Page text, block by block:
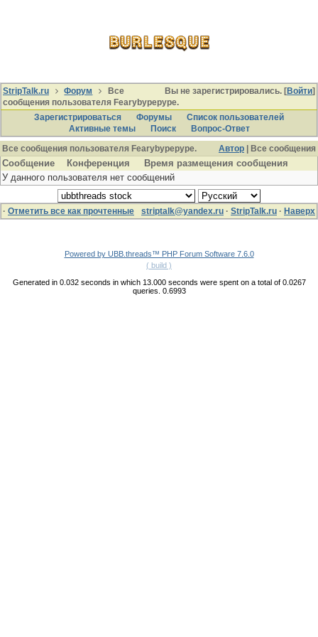
Вы не зарегистрировались. [Войти]
StripTalk.ru Форум
Все
сообщения пользователя Fearybypepype.
Зарегистрироваться
Форумы
Список пользователей
Активные темы
Поиcк
Вопрос-Ответ
Автор | Все сообщения
Все сообщения пользователя Fearybypepype.
Сообщение Конференция
Время размещения сообщения
У данного пользователя нет сообщений
· Отметить все как прочтенные striptalk@yandex.ru · StripTalk.ru · Наверх
Powered by UBB.threads™ PHP Forum Software 7.6.0
( build )
Generated in 0.032 seconds in which 13.000 seconds were spent on a total of 0.0267
queries. 0.6993